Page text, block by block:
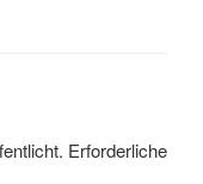
Erforderliche